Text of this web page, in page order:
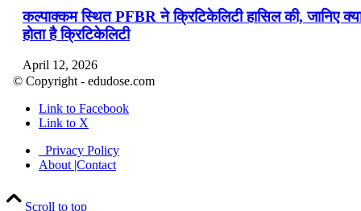
कल्पाक्कम स्थित PFBR ने क्रिटिकेलिटी हासिल की, जानिए
होता है क्रिटिकेलिटी
April 12, 2026
April 9, 2026
नासा का आर्टेमिस-2 मिशन: मनुष्य एक बार फिर से चंद्रमा के
पहुंचा
April 7, 2026
© Copyright - edudose.com
Link to Facebook
Link to X
Privacy Policy
About |Contact
Scroll to top